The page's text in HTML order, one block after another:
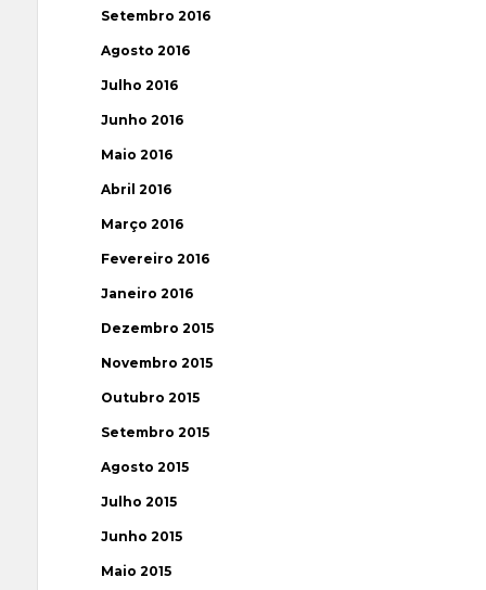
Setembro 2016
Agosto 2016
Julho 2016
Junho 2016
Maio 2016
Abril 2016
Março 2016
Fevereiro 2016
Janeiro 2016
Dezembro 2015
Novembro 2015
Outubro 2015
Setembro 2015
Agosto 2015
Julho 2015
Junho 2015
Maio 2015